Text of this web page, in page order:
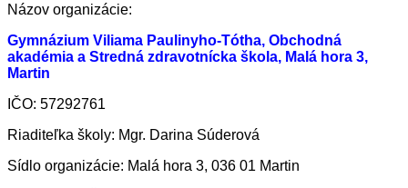
Názov organizácie:
Gymnázium Viliama Paulinyho-Tótha, Obchodná
akadémia a Stredná zdravotnícka škola, Malá hora 3,
Martin
IČO: 57292761
Riaditeľka školy: Mgr. Darina Súderová
Sídlo organizácie: Malá hora 3, 036 01 Martin